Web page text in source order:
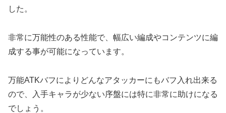
した。
非常に万能性のある性能で、幅広い編成やコンテンツに編
成する事が可能になっています。
万能ATKバフによりどんなアタッカーにもバフ入れ出来る
ので、入手キャラが少ない序盤には特に非常に助けになる
でしょう。